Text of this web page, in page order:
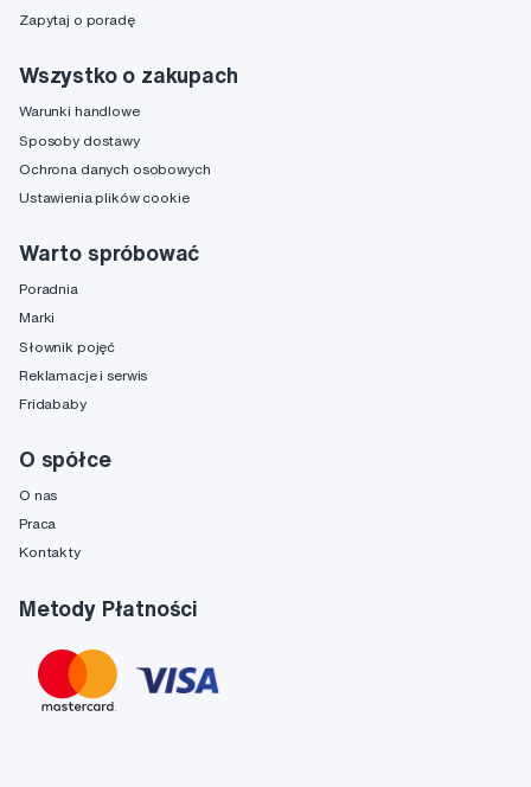
Zapytaj o poradę
Wszystko o zakupach
Warunki handlowe
Sposoby dostawy
Ochrona danych osobowych
Ustawienia plików cookie
Warto spróbować
Poradnia
Marki
Słownik pojęć
Reklamacje i serwis
Fridababy
O spółce
O nas
Praca
Kontakty
Metody Płatności